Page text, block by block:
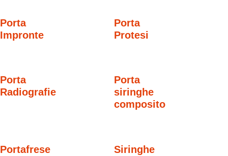
Porta
Impronte
Porta
Protesi
Porta
Radiografie
Porta
siringhe
composito
Portafrese Siringhe